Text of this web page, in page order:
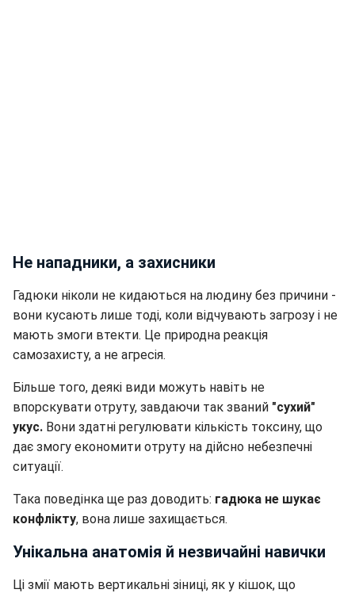
Не нападники, а захисники
Гадюки ніколи не кидаються на людину без причини -
вони кусають лише тоді, коли відчувають загрозу і не
мають змоги втекти. Це природна реакція
самозахисту, а не агресія.
Більше того, деякі види можуть навіть не
впорскувати отруту, завдаючи так званий "сухий"
укус. Вони здатні регулювати кількість токсину, що
дає змогу економити отруту на дійсно небезпечні
ситуації.
Така поведінка ще раз доводить: гадюка не шукає
конфлікту, вона лише захищається.
Унікальна анатомія й незвичайні навички
Ці змії мають вертикальні зіниці, як у кішок, що